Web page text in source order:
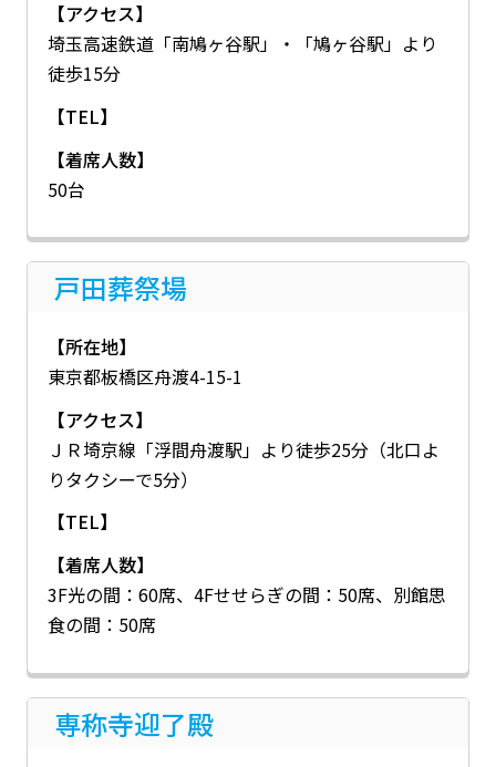
【アクセス】
埼玉高速鉄道「南鳩ヶ谷駅」・「鳩ヶ谷駅」より
徒歩15分
【TEL】
【着席人数】
50台
戸田葬祭場
【所在地】
東京都板橋区舟渡4-15-1
【アクセス】
ＪＲ埼京線「浮間舟渡駅」より徒歩25分（北口よ
りタクシーで5分）
【TEL】
【着席人数】
3F光の間：60席、4Fせせらぎの間：50席、別館思
食の間：50席
専称寺迎了殿